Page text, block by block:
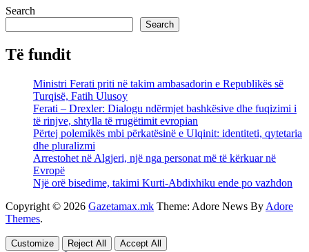
Search
Search
Të fundit
Ministri Ferati priti në takim ambasadorin e Republikës së
Turqisë, Fatih Ulusoy
Ferati – Drexler: Dialogu ndërmjet bashkësive dhe fuqizimi i
të rinjve, shtylla të rrugëtimit evropian
Përtej polemikës mbi përkatësinë e Ulqinit: identiteti, qytetaria
dhe pluralizmi
Arrestohet në Algjeri, një nga personat më të kërkuar në
Evropë
Një orë bisedime, takimi Kurti-Abdixhiku ende po vazhdon
Copyright © 2026 Gazetamax.mk Theme: Adore News By Adore
Themes.
Customize Reject All Accept All